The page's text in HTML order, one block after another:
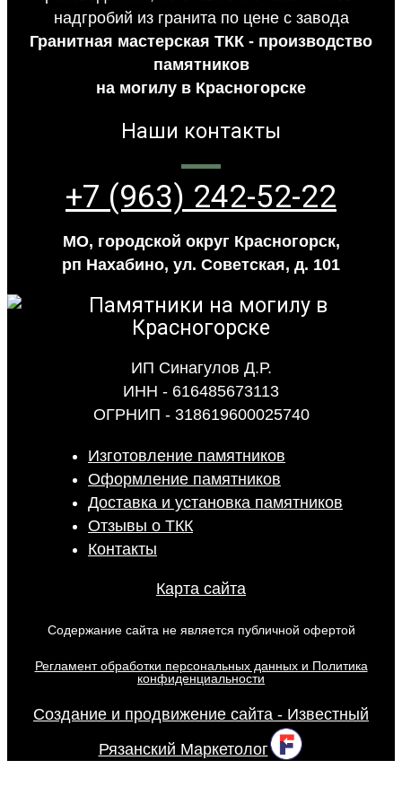
Гранитная мастерская ТКК - производство
памятников
на могилу в Красногорске
Наши контакты
+7 (963) 242-52-22
МО, городской округ Красногорск,
рп Нахабино, ул. Советская, д. 101
ИП Синагулов Д.Р.
ИНН - 616485673113
ОГРНИП - 318619600025740
Изготовление памятников
Оформление памятников
Доставка и установка памятников
Отзывы о ТКК
Контакты
Карта сайта
Содержание сайта не является публичной офертой
Регламент обработки персональных данных и Политика
конфиденциальности
Создание и продвижение сайта - Известный
Рязанский Маркетолог